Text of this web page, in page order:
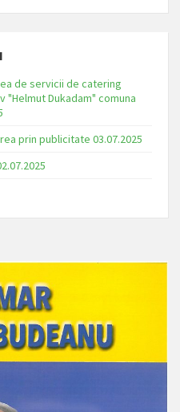
de servicii de catering
Dukadam" comuna
prin publicitate 03.07.2025